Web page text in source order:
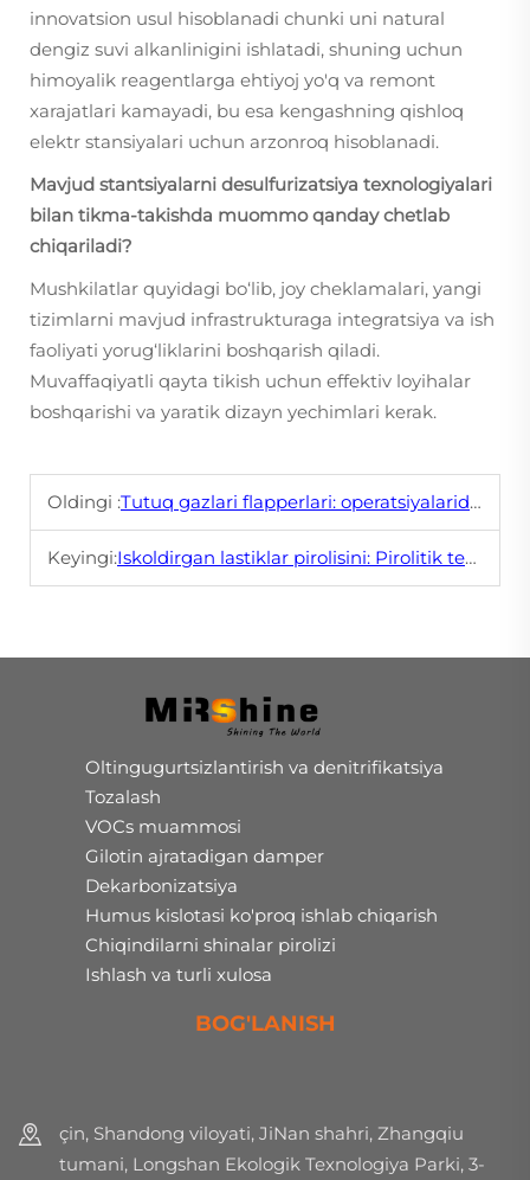
innovatsion usul hisoblanadi chunki uni natural
dengiz suvi alkanlinigini ishlatadi, shuning uchun
himoyalik reagentlarga ehtiyoj yo'q va remont
xarajatlari kamayadi, bu esa kengashning qishloq
elektr stansiyalari uchun arzonroq hisoblanadi.
Mavjud stantsiyalarni desulfurizatsiya texnologiyalari
bilan tikma-takishda muommo qanday chetlab
chiqariladi?
Mushkilatlar quyidagi bo‘lib, joy cheklamalari, yangi
tizimlarni mavjud infrastrukturaga integratsiya va ish
faoliyati yorug‘liklarini boshqarish qiladi.
Muvaffaqiyatli qayta tikish uchun effektiv loyihalar
boshqarishi va yaratik dizayn yechimlari kerak.
Oldingi :Tutuq gazlari flapperlari: operatsiyalarida aktuatorlarning roli
Keyingi:Iskoldirgan lastiklar pirolisini: Pirolitik texnologiya oʻynayotgan oʻyinni qanday oʻzgartirib turadi
Oltingugurtsizlantirish va denitrifikatsiya
Tozalash
VOCs muammosi
Gilotin ajratadigan damper
Dekarbonizatsiya
Humus kislotasi ko'proq ishlab chiqarish
Chiqindilarni shinalar pirolizi
Ishlash va turli xulosa
BOG'LANISH
çin, Shandong viloyati, JiNan shahri, Zhangqiu
tumani, Longshan Ekologik Texnologiya Parki, 3-